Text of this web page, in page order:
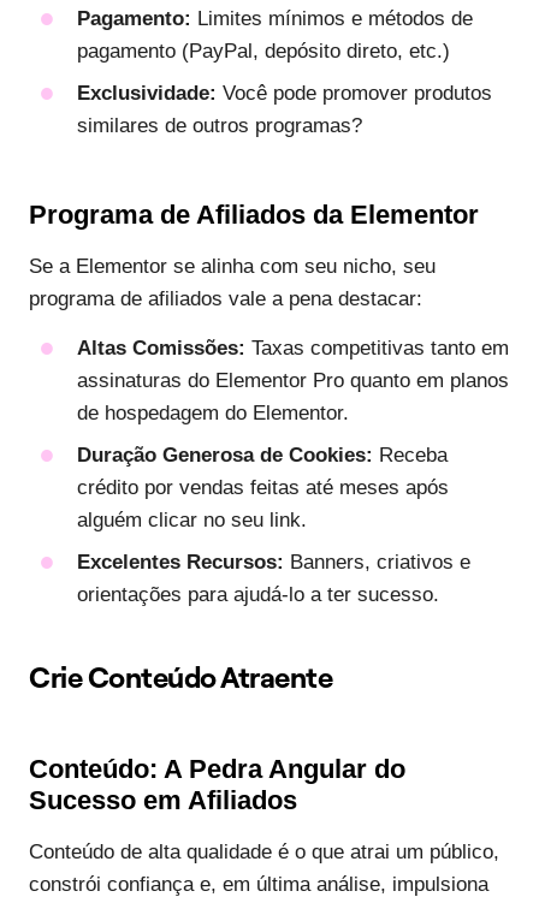
Pagamento: Limites mínimos e métodos de
pagamento (PayPal, depósito direto, etc.)
Exclusividade: Você pode promover produtos
similares de outros programas?
Programa de Afiliados da Elementor
Se a Elementor se alinha com seu nicho, seu
programa de afiliados vale a pena destacar:
Altas Comissões: Taxas competitivas tanto em
assinaturas do Elementor Pro quanto em planos
de hospedagem do Elementor.
Duração Generosa de Cookies: Receba
crédito por vendas feitas até meses após
alguém clicar no seu link.
Excelentes Recursos: Banners, criativos e
orientações para ajudá-lo a ter sucesso.
Crie Conteúdo Atraente
Conteúdo: A Pedra Angular do
Sucesso em Afiliados
Conteúdo de alta qualidade é o que atrai um público,
constrói confiança e, em última análise, impulsiona